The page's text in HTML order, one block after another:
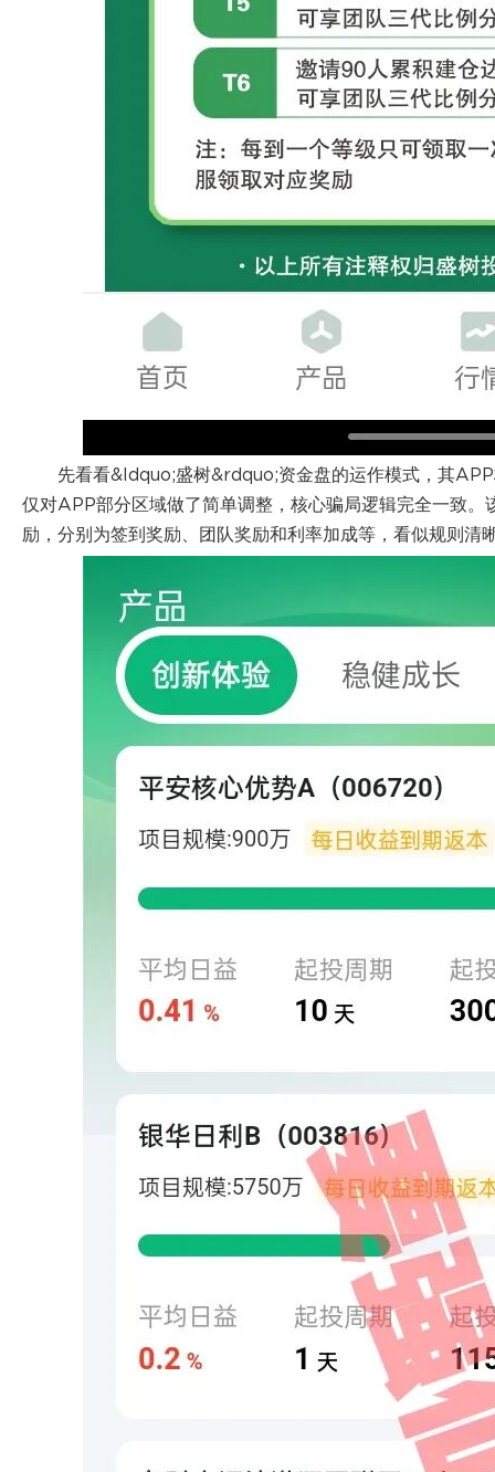
先看看&ldquo;盛树&rdquo;资金盘的运作模式，其
仅对APP部分区域做了简单调整，核心骗局逻辑完全一致
励，分别为签到奖励、团队奖励和利率加成等，看似规则清